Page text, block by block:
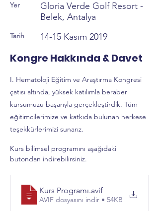
Yer
Gloria Verde Golf Resort -
Belek, Antalya
Tarih 14-15 Kasım 2019
Kongre Hakkında & Davet
I. Hematoloji Eğitim ve Araştırma Kongresi
çatısı altında, yüksek katılımla beraber
kursumuzu başarıyla gerçekleştirdik. Tüm
eğitimcilerimize ve katkıda bulunan herkese
teşekkürlerimizi sunarız.
Kurs bilimsel programını aşağıdaki
butondan indirebilirsiniz.
Kurs Programı.avif
AVIF dosyasını indir • 54KB